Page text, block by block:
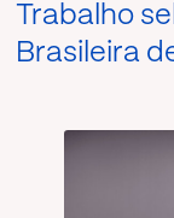
Trabalho
Brasileira